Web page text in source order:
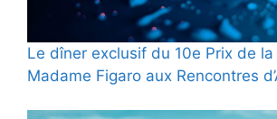
Le dîner exclusif du 10e Prix de
Madame Figaro aux Rencontres